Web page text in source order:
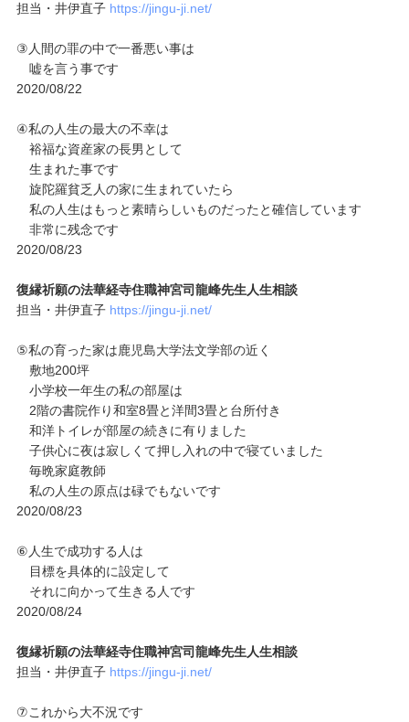
担当・井伊直子 https://jingu-ji.net/
③人間の罪の中で一番悪い事は
嘘を言う事です
2020/08/22
④私の人生の最大の不幸は
裕福な資産家の長男として
生まれた事です
旋陀羅貧乏人の家に生まれていたら
私の人生はもっと素晴らしいものだったと確信しています
非常に残念です
2020/08/23
復縁祈願の法華経寺住職神宮司龍峰先生人生相談
担当・井伊直子 https://jingu-ji.net/
⑤私の育った家は鹿児島大学法文学部の近く
敷地200坪
小学校一年生の私の部屋は
2階の書院作り和室8畳と洋間3畳と台所付き
和洋トイレが部屋の続きに有りました
子供心に夜は寂しくて押し入れの中で寝ていました
毎晩家庭教師
私の人生の原点は碌でもないです
2020/08/23
⑥人生で成功する人は
目標を具体的に設定して
それに向かって生きる人です
2020/08/24
復縁祈願の法華経寺住職神宮司龍峰先生人生相談
担当・井伊直子 https://jingu-ji.net/
⑦これから大不況です